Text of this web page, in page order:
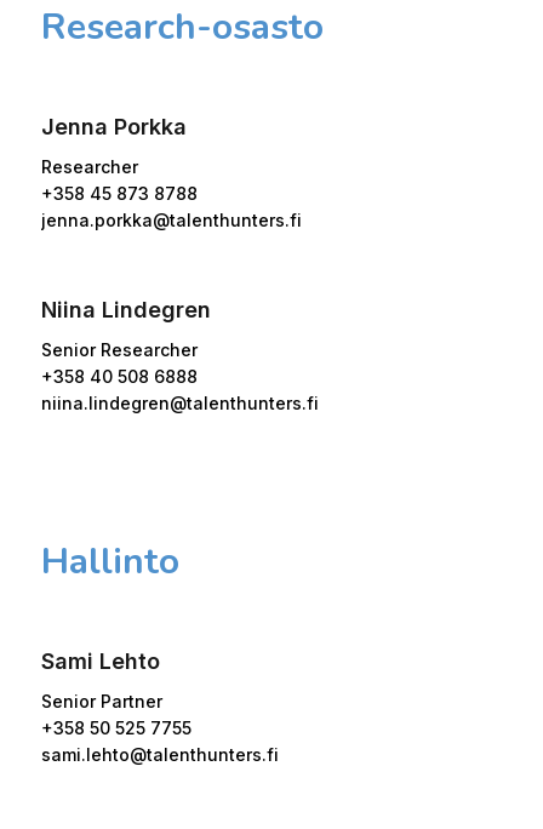
Research-osasto
Jenna Porkka
Researcher
+358 45 873 8788
jenna.porkka@talenthunters.fi
Niina Lindegren
Senior Researcher
+358 40 508 6888
niina.lindegren@talenthunters.fi
Hallinto
Sami Lehto
Senior Partner
+358 50 525 7755
sami.lehto@talenthunters.fi